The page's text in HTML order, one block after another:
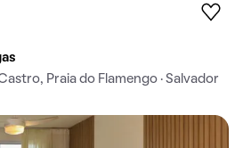
Praia do Flamengo · Salvador